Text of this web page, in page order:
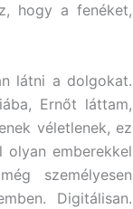
hogy a fenéket,
látni a dolgokat.
Ernőt láttam,
véletlenek, ez
emberekkel
személyesen
Digitálisan.